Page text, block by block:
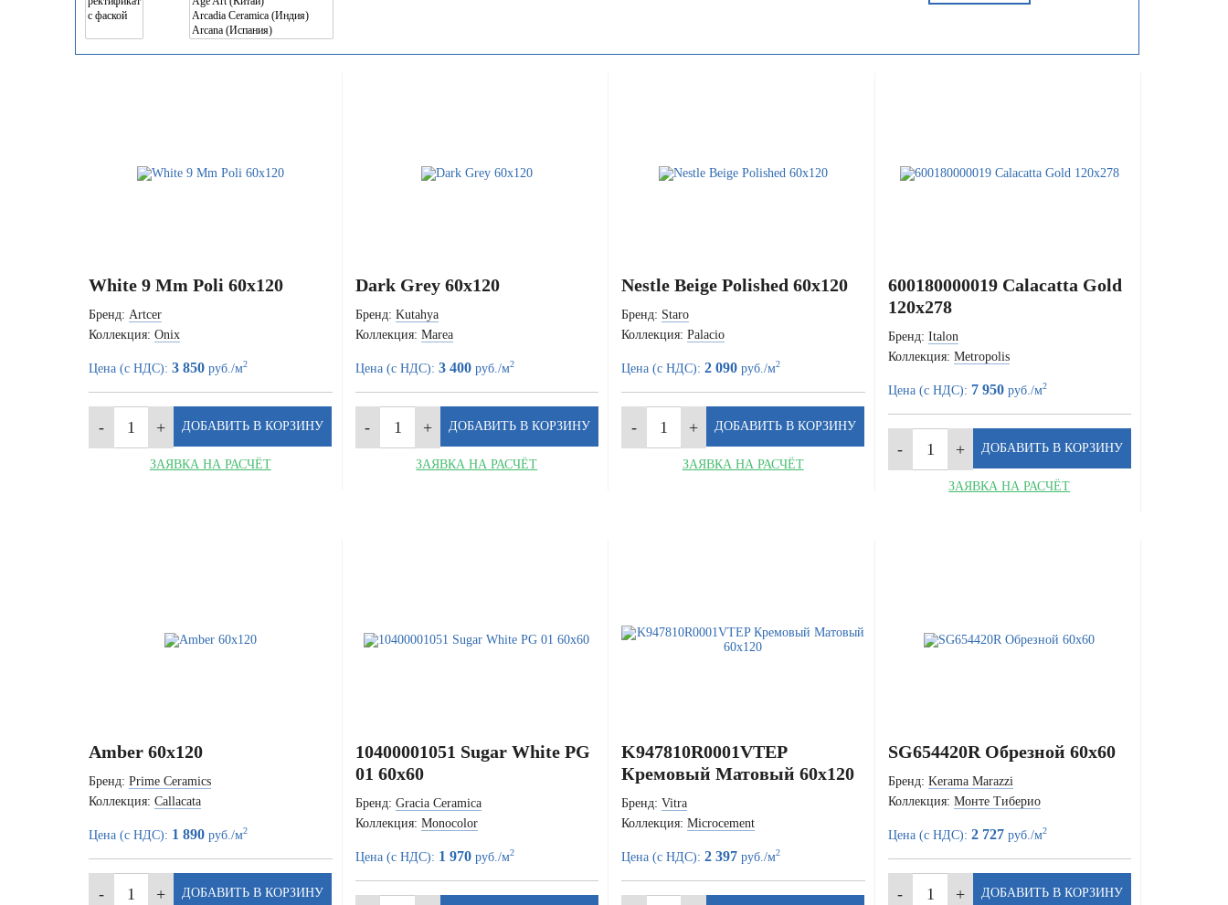
White 9 Mm Poli 60x120
Бренд: Artcer
Коллекция: Onix
Цена (с НДС): 3 850 руб./м2
ЗАЯВКА НА РАСЧЁТ
Dark Grey 60x120
Бренд: Kutahya
Коллекция: Marea
Цена (с НДС): 3 400руб./м2
ЗАЯВКА НА РАСЧЁТ
Nestle Beige Polished 60x120
Бренд: Staro
Коллекция: Palacio
Цена (с НДС): 2 090 руб./м2
ЗАЯВКА НА РАСЧЁТ
600180000019 Calacatta Gold
120x278
Бренд: Italon
Коллекция: Metropolis
Цена (с НДС): 7 950руб./м2
ЗАЯВКА НА РАСЧЁТ
Amber 60x120
Бренд: Prime Ceramics
Коллекция: Callacata
Цена (с НДС): 1 890 руб./м2
10400001051 Sugar White PG
01 60x60
Бренд: Gracia Ceramica
Коллекция: Monocolor
Цена (с НДС): 1 970руб./м2
K947810R0001VTEP
Кремовый Матовый 60x120
Бренд: Vitra
Коллекция: Microcement
Цена (с НДС): 2 397 руб./м2
SG654420R Обрезной 60x60
Бренд: Kerama Marazzi
Коллекция: Монте Тиберио
Цена (с НДС): 2 727руб./м2